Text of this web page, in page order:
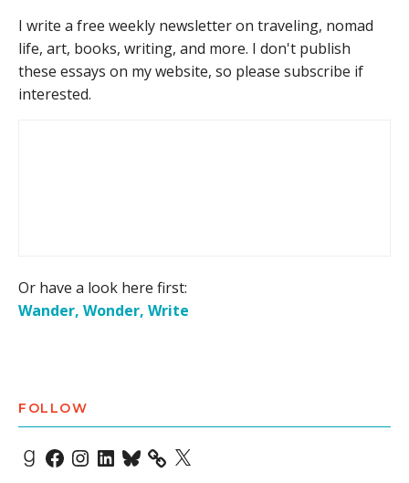
I write a free weekly newsletter on traveling, nomad
life, art, books, writing, and more. I don't publish
these essays on my website, so please subscribe if
interested.
Or have a look here first:
Wander, Wonder, Write
FOLLOW
Goodreads
Facebook
Instagram
LinkedIn
Bluesky X